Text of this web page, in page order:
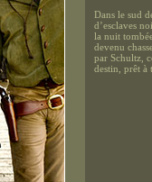
Dans le sud
d’esclaves
la nuit
devenu
par Schultz,
destin, prêt